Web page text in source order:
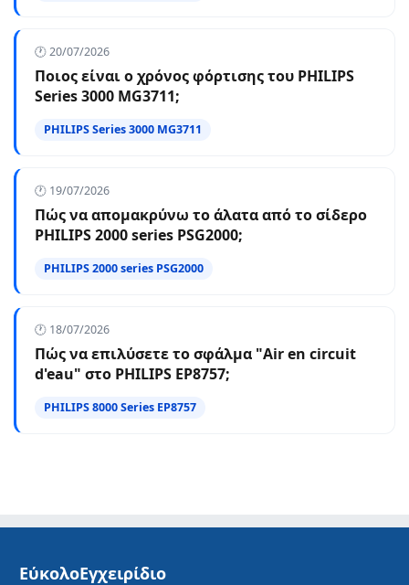
🕐 20/07/2026
Ποιος είναι ο χρόνος φόρτισης του PHILIPS
Series 3000 MG3711;
PHILIPS Series 3000 MG3711
🕐 19/07/2026
Πώς να απομακρύνω το άλατα από το σίδερο
PHILIPS 2000 series PSG2000;
PHILIPS 2000 series PSG2000
🕐 18/07/2026
Πώς να επιλύσετε το σφάλμα "Air en circuit
d'eau" στο PHILIPS EP8757;
PHILIPS 8000 Series EP8757
ΕύκολοΕγχειρίδιο